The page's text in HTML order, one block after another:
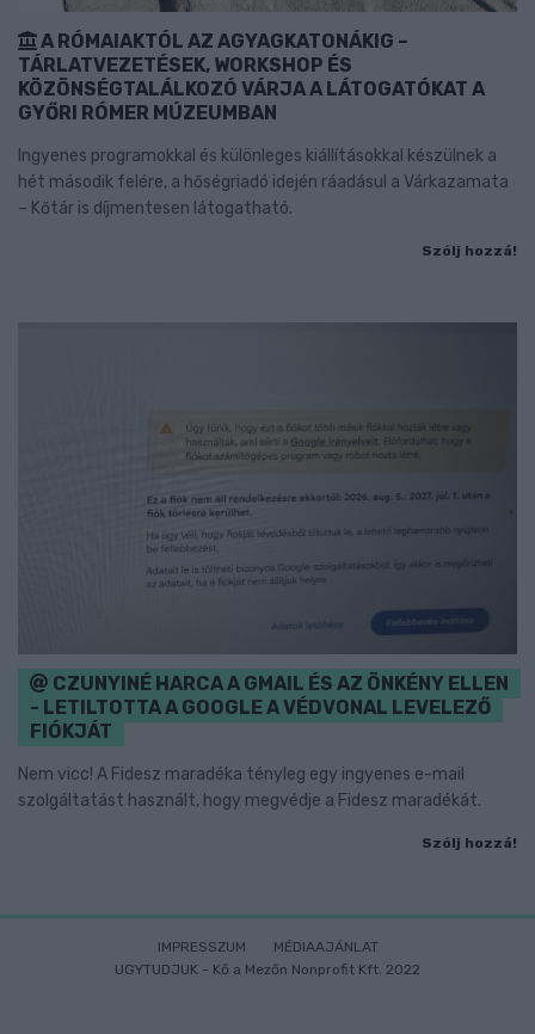
A RÓMAIAKTÓL AZ AGYAGKATONÁKIG –
TÁRLATVEZETÉSEK, WORKSHOP ÉS
KÖZÖNSÉGTALÁLKOZÓ VÁRJA A LÁTOGATÓKAT A
GYŐRI RÓMER MÚZEUMBAN
Ingyenes programokkal és különleges kiállításokkal készülnek a
hét második felére, a hőségriadó idején ráadásul a Várkazamata
– Kőtár is díjmentesen látogatható.
Szólj hozzá!
CZUNYINÉ HARCA A GMAIL ÉS AZ ÖNKÉNY ELLEN
- LETILTOTTA A GOOGLE A VÉDVONAL LEVELEZŐ
FIÓKJÁT
Nem vicc! A Fidesz maradéka tényleg egy ingyenes e-mail
szolgáltatást használt, hogy megvédje a Fidesz maradékát.
Szólj hozzá!
IMPRESSZUM
MÉDIAAJÁNLAT
UGYTUDJUK - Kő a Mezőn Nonprofit Kft. 2022